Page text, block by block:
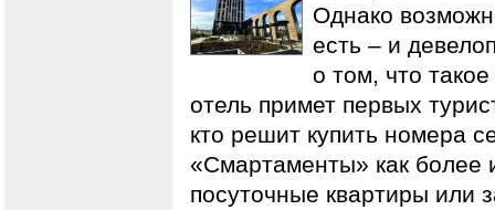
Однако
есть – и
о том, что
отель примет первых
кто решит купить номера
«Смартаменты» как более
посуточные квартиры или